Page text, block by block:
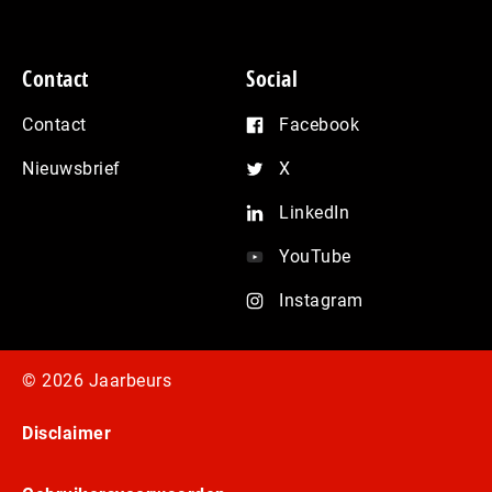
Contact
Contact
Nieuwsbrief
Social
Facebook
X
LinkedIn
YouTube
Instagram
© 2026 Jaarbeurs
Disclaimer